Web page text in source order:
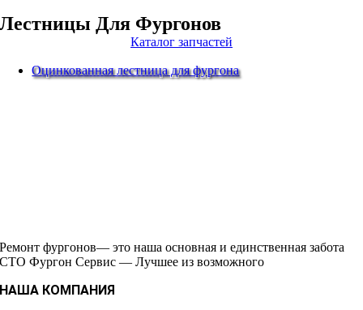
Лестницы Для Фургонов
Каталог запчастей
Оцинкованная лестница для фургона
Ремонт фургонов— это наша основная и единственная забота
СТО Фургон Сервис — Лучшее из возможного
НАША КОМПАНИЯ